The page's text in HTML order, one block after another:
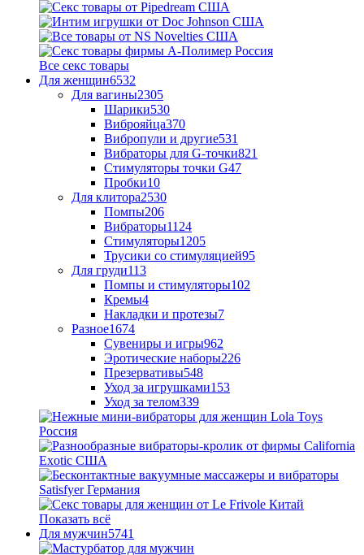
Все секс товары
Для женщин6532
Для вагины2305
Шарики530
Виброяйца370
Вибропули и другие531
Вибраторы для G-точки821
Стимуляторы точки G47
Пробки10
Для клитора2530
Помпы206
Вибраторы1124
Стимуляторы1205
Трусики со стимуляцией95
Для груди113
Помпы и стимуляторы102
Кремы4
Накладки и протезы7
Разное1674
Сувениры и игры962
Эротические наборы226
Презервативы548
Уход за игрушками153
Уход за телом339
Показать всё
Для мужчин5741